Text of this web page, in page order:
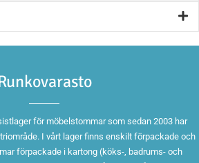
för möbelstommar som sedan 2003 har
I vårt lager finns enskilt förpackade och
förpackade i kartong (köks-, badrums- och